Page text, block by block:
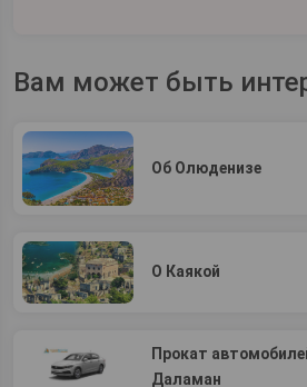
Вам может быть
Об Олюденизе
О Каякой
Прокат
Даламан